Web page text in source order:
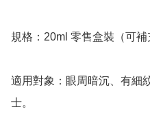
規格：20ml 零售盒裝（可補
適用對象：眼周暗沉、有細
士。